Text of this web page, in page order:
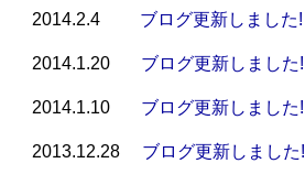
2014.2.4 ブログ更新しました!
2014.1.20 ブログ更新しました!
2014.1.10 ブログ更新しました!
2013.12.28 ブログ更新しました!